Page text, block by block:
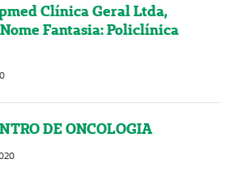
Clínica Geral Ltda,
Fantasia: Policlínica
DE ONCOLOGIA